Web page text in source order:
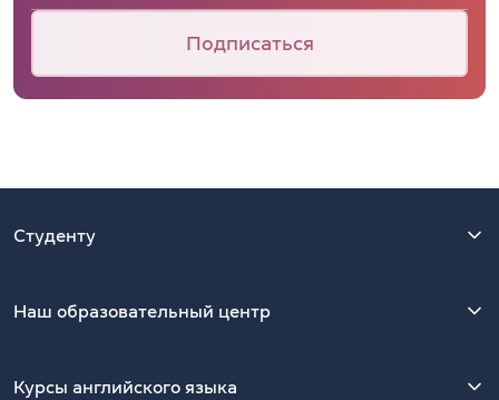
Подписаться
Студенту
Наш образовательный центр
Курсы английского языка